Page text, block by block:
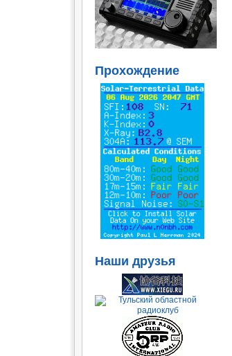
Прохождение
Наши друзья